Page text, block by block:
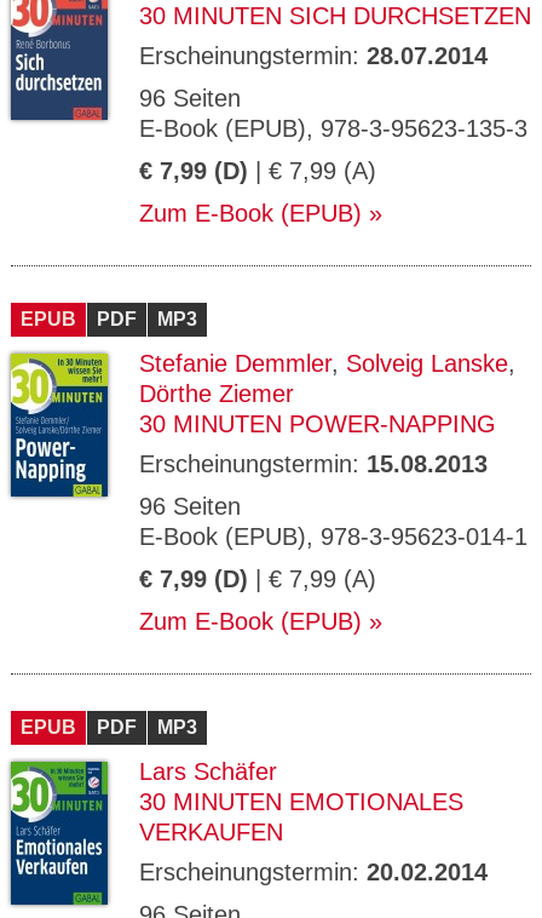
30 MINUTEN SICH DURCHSETZEN
Erscheinungstermin: 28.07.2014
96 Seiten
E-Book (EPUB), 978-3-95623-135-3
€ 7,99 (D) | € 7,99 (A)
Zum E-Book (EPUB)
EPUB PDF MP3
Stefanie Demmler, Solveig Lanske,
Dörthe Ziemer
30 MINUTEN POWER-NAPPING
Erscheinungstermin: 15.08.2013
96 Seiten
E-Book (EPUB), 978-3-95623-014-1
€ 7,99 (D) | € 7,99 (A)
Zum E-Book (EPUB)
EPUB PDF MP3
Lars Schäfer
30 MINUTEN EMOTIONALES
VERKAUFEN
Erscheinungstermin: 20.02.2014